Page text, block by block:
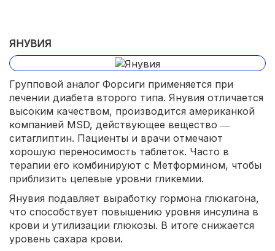
ЯНУВИЯ
Групповой аналог Форсиги применяется при
лечении диабета второго типа. Янувия отличается
высоким качеством, производится американкой
компанией MSD, действующее вещество ―
ситаглиптин. Пациенты и врачи отмечают
хорошую переносимость таблеток. Часто в
терапии его комбинируют с Метформином, чтобы
приблизить целевые уровни гликемии.
Янувия подавляет выработку гормона глюкагона,
что способствует повышению уровня инсулина в
крови и утилизации глюкозы. В итоге снижается
уровень сахара крови.